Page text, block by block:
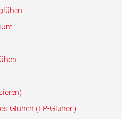
Glühen (FP-Glühen)